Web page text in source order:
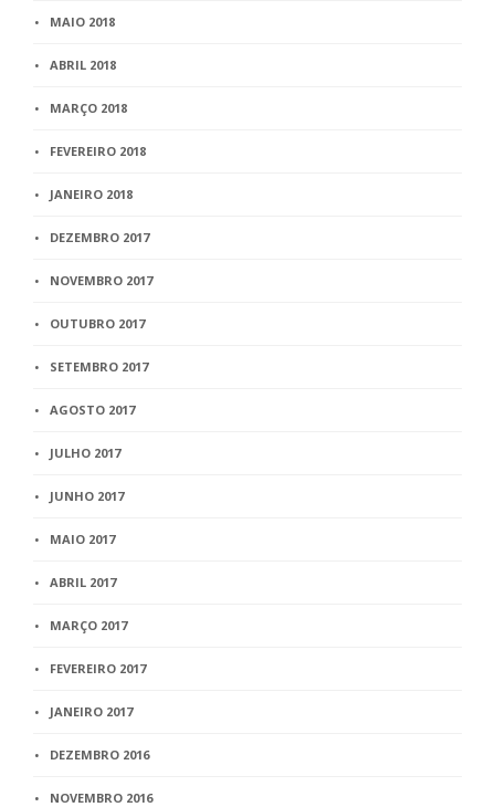
MAIO 2018
ABRIL 2018
MARÇO 2018
FEVEREIRO 2018
JANEIRO 2018
DEZEMBRO 2017
NOVEMBRO 2017
OUTUBRO 2017
SETEMBRO 2017
AGOSTO 2017
JULHO 2017
JUNHO 2017
MAIO 2017
ABRIL 2017
MARÇO 2017
FEVEREIRO 2017
JANEIRO 2017
DEZEMBRO 2016
NOVEMBRO 2016